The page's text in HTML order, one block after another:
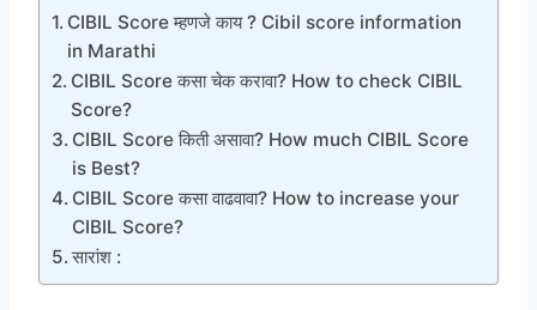
CIBIL Score म्हणजे काय ? Cibil score information
in Marathi
CIBIL Score कसा चेक करावा? How to check CIBIL
Score?
CIBIL Score किती असावा? How much CIBIL Score
is Best?
CIBIL Score कसा वाढवावा? How to increase your
CIBIL Score?
सारांश :